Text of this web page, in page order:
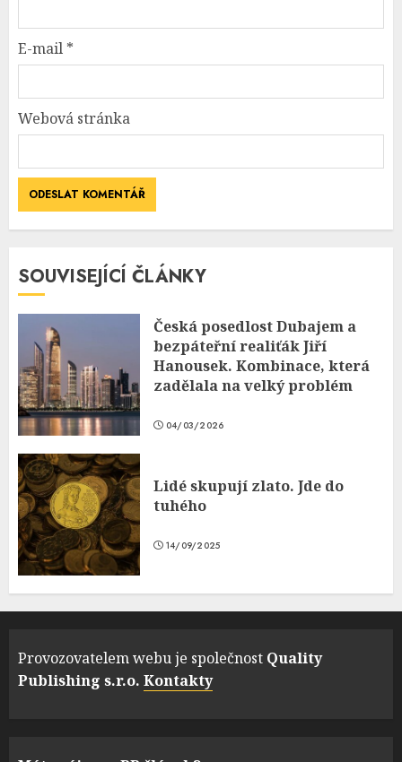
E-mail *
Webová stránka
SOUVISEJÍCÍ ČLÁNKY
Česká posedlost Dubajem a
bezpáteřní realiťák Jiří
Hanousek. Kombinace, která
zadělala na velký problém
04/03/2026
Lidé skupují zlato. Jde do
tuhého
14/09/2025
Provozovatelem webu je společnost Quality
Publishing s.r.o. Kontakty